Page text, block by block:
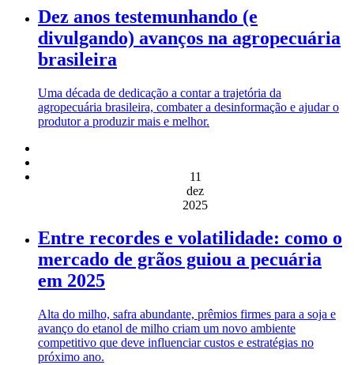
Dez anos testemunhando (e
divulgando) avanços na agropecuária
brasileira
Uma década de dedicação a contar a trajetória da
agropecuária brasileira, combater a desinformação e ajudar o
produtor a produzir mais e melhor.
11
dez
2025
Entre recordes e volatilidade: como o
mercado de grãos guiou a pecuária
em 2025
Alta do milho, safra abundante, prêmios firmes para a soja e
avanço do etanol de milho criam um novo ambiente
competitivo que deve influenciar custos e estratégias no
próximo ano.